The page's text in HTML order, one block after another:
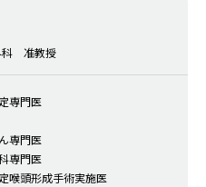
科 准教授
専門医
専門医
専門医
喉頭形成手術実施医